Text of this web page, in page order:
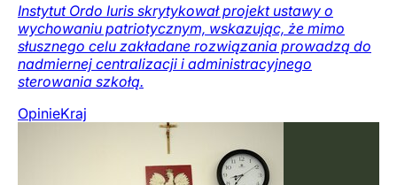
Instytut Ordo Iuris skrytykował projekt ustawy o
wychowaniu patriotycznym, wskazując, że mimo
słusznego celu zakładane rozwiązania prowadzą do
nadmiernej centralizacji i administracyjnego
sterowania szkołą.
OpinieKraj